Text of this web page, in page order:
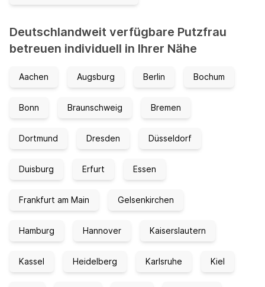
Deutschlandweit verfügbare Putzfrau
betreuen individuell in Ihrer Nähe
Aachen Augsburg Berlin Bochum
Bonn Braunschweig Bremen
Dortmund Dresden Düsseldorf
Duisburg Erfurt Essen
Frankfurt am Main Gelsenkirchen
Hamburg Hannover Kaiserslautern
Kassel Heidelberg Karlsruhe Kiel